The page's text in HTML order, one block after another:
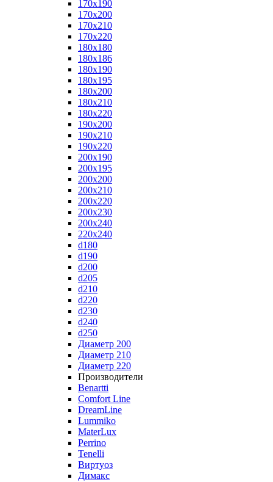
170x190
170x200
170x210
170x220
180x180
180x186
180x190
180x195
180x200
180x210
180x220
190x200
190x210
190x220
200x190
200x195
200x200
200x210
200x220
200x230
200x240
220x240
d180
d190
d200
d205
d210
d220
d230
d240
d250
Диаметр 200
Диаметр 210
Диаметр 220
Производители
Benartti
Comfort Line
DreamLine
Lummiko
MaterLux
Perrino
Tenelli
Виртуоз
Димакс